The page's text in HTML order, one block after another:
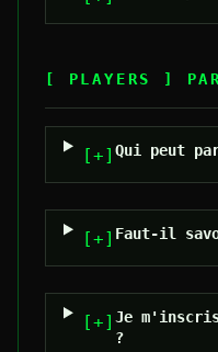
[ PLAYERS ]
[+] Qui peut
[+] Faut-il
[+] Je
?